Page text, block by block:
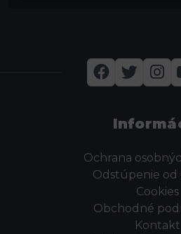
Ochrana
Odstúpenie od
Cookies
Obchodné
Kontakt